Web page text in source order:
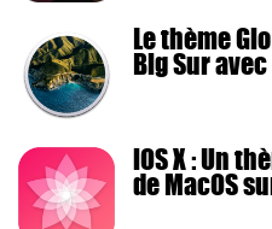
Le thème
Big Sur
iOS X : Un
de MacOS